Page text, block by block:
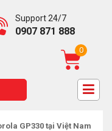
Support 24/7
0907 871 888
0
GP330 tại Việt Nam